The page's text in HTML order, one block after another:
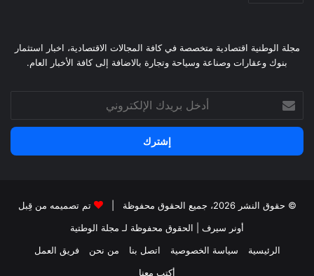
مجلة الوطنية اقتصادية متخصصة في كافة المجالات الاقتصادية، اخبار استثمار
بنوك وعقارات وصناعة وسياحة وتجارة بالاضافة إلى كافة الأخبار العام.
بريدك
الإلكتروني
© حقوق النشر 2026، جميع الحقوق محفوظة |
تم تصميمه من قِبل
أونر سيرف | الحقوق محفوظة لـ مجلة الوطتية
الرئيسية
سياسة الخصوصية اتصل بنا من نحن
فريق العمل
أكتب معنا